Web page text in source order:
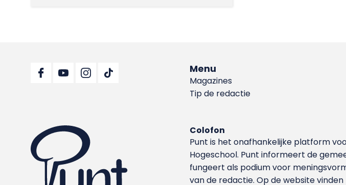
Menu
Magazines
Tip de redactie
Colofon
Punt is het onafhankelijke platform
Hoge­school. Punt informeert de
fungeert als podium voor
van de redactie. Op de website